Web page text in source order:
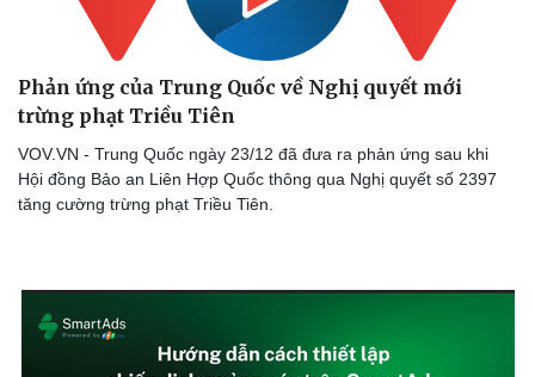
Thể thao
Bóng đá
eSports
Hậu trường
Ô tô - Xe máy
Phản ứng của Trung Quốc về Nghị quyết mới
trừng phạt Triều Tiên
VOV.VN - Trung Quốc ngày 23/12 đã đưa ra phản ứng sau khi
Hội đồng Bảo an Liên Hợp Quốc thông qua Nghị quyết số 2397
tăng cường trừng phạt Triều Tiên.